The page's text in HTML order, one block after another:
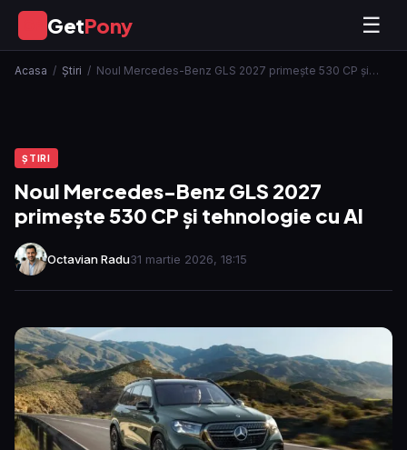
GetPony ☰
Acasa / Ştiri / Noul Mercedes-Benz GLS 2027 primește 530 CP și…
ŞTIRI
Noul Mercedes-Benz GLS 2027
primește 530 CP și tehnologie cu AI
Octavian Radu31 martie 2026, 18:15